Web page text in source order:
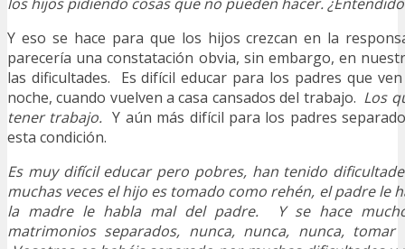
Y eso se hace para que los hijos crezcan en la
parecería una constatación obvia, sin embargo, en
las dificultades. Es difícil educar para los padres que
noche, cuando vuelven a casa cansados del trabajo. Los
tener trabajo. Y aún más difícil para los padres
esta condición.
Es muy difícil educar pero pobres, han tenido
muchas veces el hijo es tomado como rehén, el padre le
la madre le habla mal del padre. Y se hace
matrimonios separados, nunca, nunca, nunca,